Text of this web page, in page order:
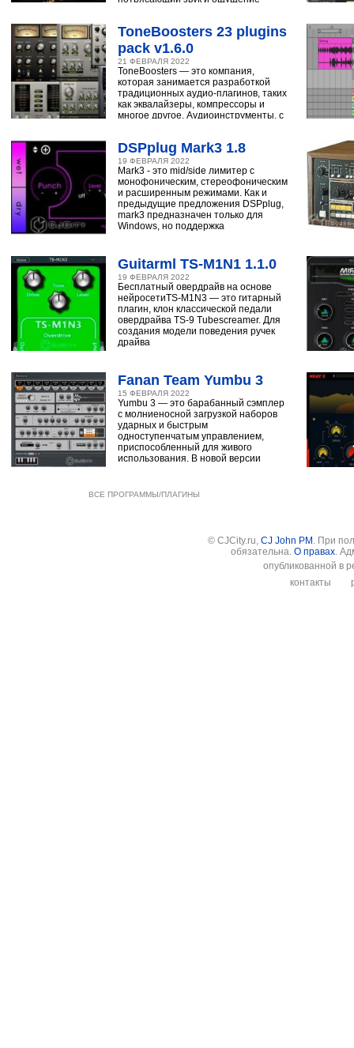
ToneBoosters 23 plugins
pack v1.6.0
21 ФЕВРАЛЯ 2022
ToneBoosters — это компания,
которая занимается разработкой
традиционных аудио-плагинов, таких
как эквалайзеры, компрессоры и
многое другое. Аудиоинструменты, с
DSPplug Mark3 1.8
19 ФЕВРАЛЯ 2022
Mark3 - это mid/side лимитер с
монофоническим, стереофоническим
и расширенным режимами. Как и
предыдущие предложения DSPplug,
mark3 предназначен только для
Windows, но поддержка
Guitarml TS-M1N1 1.1.0
19 ФЕВРАЛЯ 2022
Бесплатный овердрайв на основе
нейросетиTS-M1N3 — это гитарный
плагин, клон классической педали
овердрайва TS-9 Tubescreamer. Для
создания модели поведения ручек
драйва
Fanan Team Yumbu 3
15 ФЕВРАЛЯ 2022
Yumbu 3 — это барабанный сэмплер
с молниеносной загрузкой наборов
ударных и быстрым
одноступенчатым управлением,
приспособленный для живого
использования. В новой версии
ВСЕ ПРОГРАММЫ/ПЛАГИНЫ
© CJCity.ru, CJ John PM . При
обязательна. О правах.
опубликованной в
контакты